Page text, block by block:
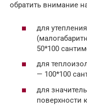
обратить внимание
для
50*100
для
— 100*100
для
поверхности